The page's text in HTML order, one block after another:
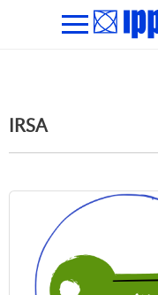
IRSA